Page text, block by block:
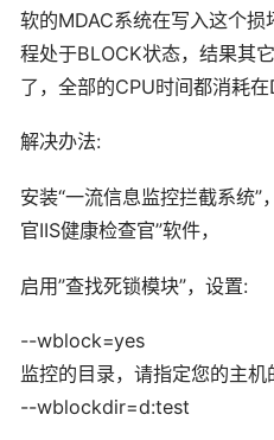
软的MDAC系统在写入这个损
程处于BLOCK状态，结果其
了，全部的CPU时间都消耗在
解决办法:
安装“一流信息监控拦截系统”
官IIS健康检查官”软件，
启用”查找死锁模块”，设置:
--wblock=yes
监控的目录，请指定您的主
--wblockdir=d:test